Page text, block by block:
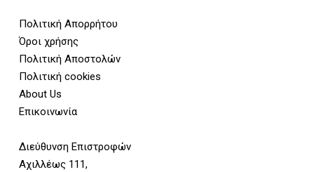
Πολιτική Απορρήτου
Όροι χρήσης
Πολιτική Αποστολών
Πολιτική cookies
About Us
Επικοινωνία
Διεύθυνση Επιστροφών
Αχιλλέως 111,